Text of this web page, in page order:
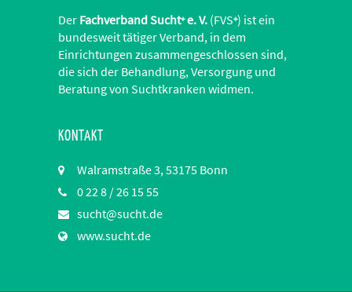
Der Fachverband Sucht+e. V. (FVS+) ist ein
bundesweit tätiger Verband, in dem
Einrichtungen zusammengeschlossen sind,
die sich der Behandlung, Versorgung und
Beratung von Suchtkranken widmen.
KONTAKT
Walramstraße 3, 53175 Bonn
0 22 8 / 26 15 55
sucht@sucht.de
www.sucht.de